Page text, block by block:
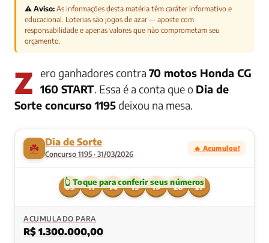
⚠️ Aviso: As informações desta matéria têm caráter informativo e
educacional. Loterias são jogos de azar — aposte com
responsabilidade e apenas valores que não comprometam seu
orçamento.
Zero ganhadores contra 70 motos Honda CG
160 START. Essa é a conta que o Dia de
Sorte concurso 1195deixou na mesa.
☘️ Dia de Sorte
Concurso 1195 · 31/03/2026
🔥 Acumulou!
05 11 14 15 19 26 27
ACUMULADO PARA
R$ 1.300.000,00